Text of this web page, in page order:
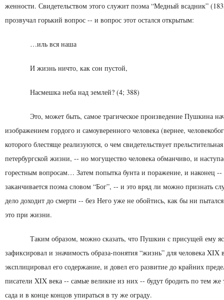
женности. Свидетельством этого служит поэма “Медный всадник”
прозвучал горький вопрос -- и вопрос этот остался открытым:
…иль вся наша
И жизнь ничто, как сон пустой,
Насмешка неба над землей? (4; 388)
Это, может быть, самое трагическое произведение Пуш­кина
изображением гордого и самоуверенного человека (вернее,
которого блес­тяще реализуются, о чем свидетельствует
петербургской жизни, -- но могущество человека обманчиво, и
горестным вопросам… Затем попытка бунта и поражение, и наконец --
заканчивается поэма словом “Бог”, -- и это вряд ли можно признать
дело доходит до смерти -- без Него уже не обойтись, как бы ни пытался
это при жизни.
Таким образом, можно сказать, что Пушкин с присущей ему
зафиксировал и значимость образа-понятия “жизнь” для человека XIX
эксплицировал его содержание, и довел его развитие до крайних
писатели XIX века -- самые великие из них -- будут бродить по тем же
сада и в конце концов упираться в ту же ограду.